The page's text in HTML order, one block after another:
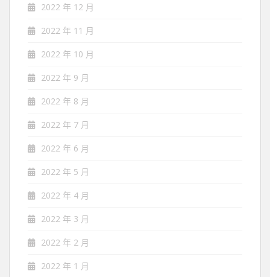
2022 年 12 月
2022 年 11 月
2022 年 10 月
2022 年 9 月
2022 年 8 月
2022 年 7 月
2022 年 6 月
2022 年 5 月
2022 年 4 月
2022 年 3 月
2022 年 2 月
2022 年 1 月